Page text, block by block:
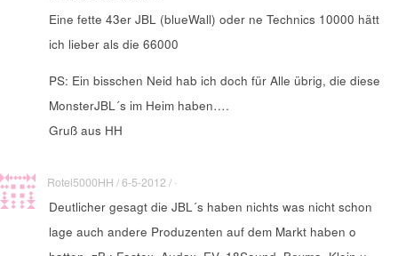
Eine fette 43er JBL (blueWall) oder ne Technics 10000 hätt
ich lieber als die 66000
PS: Ein bisschen Neid hab ich doch für Alle übrig, die diese
MonsterJBL´s im Heim haben….
Gruß aus HH
Rotel5000HH / 6-5-2012 / ·
Deutlicher gesagt die JBL´s haben nichts was nicht schon
lage auch andere Produzenten auf dem Markt haben o